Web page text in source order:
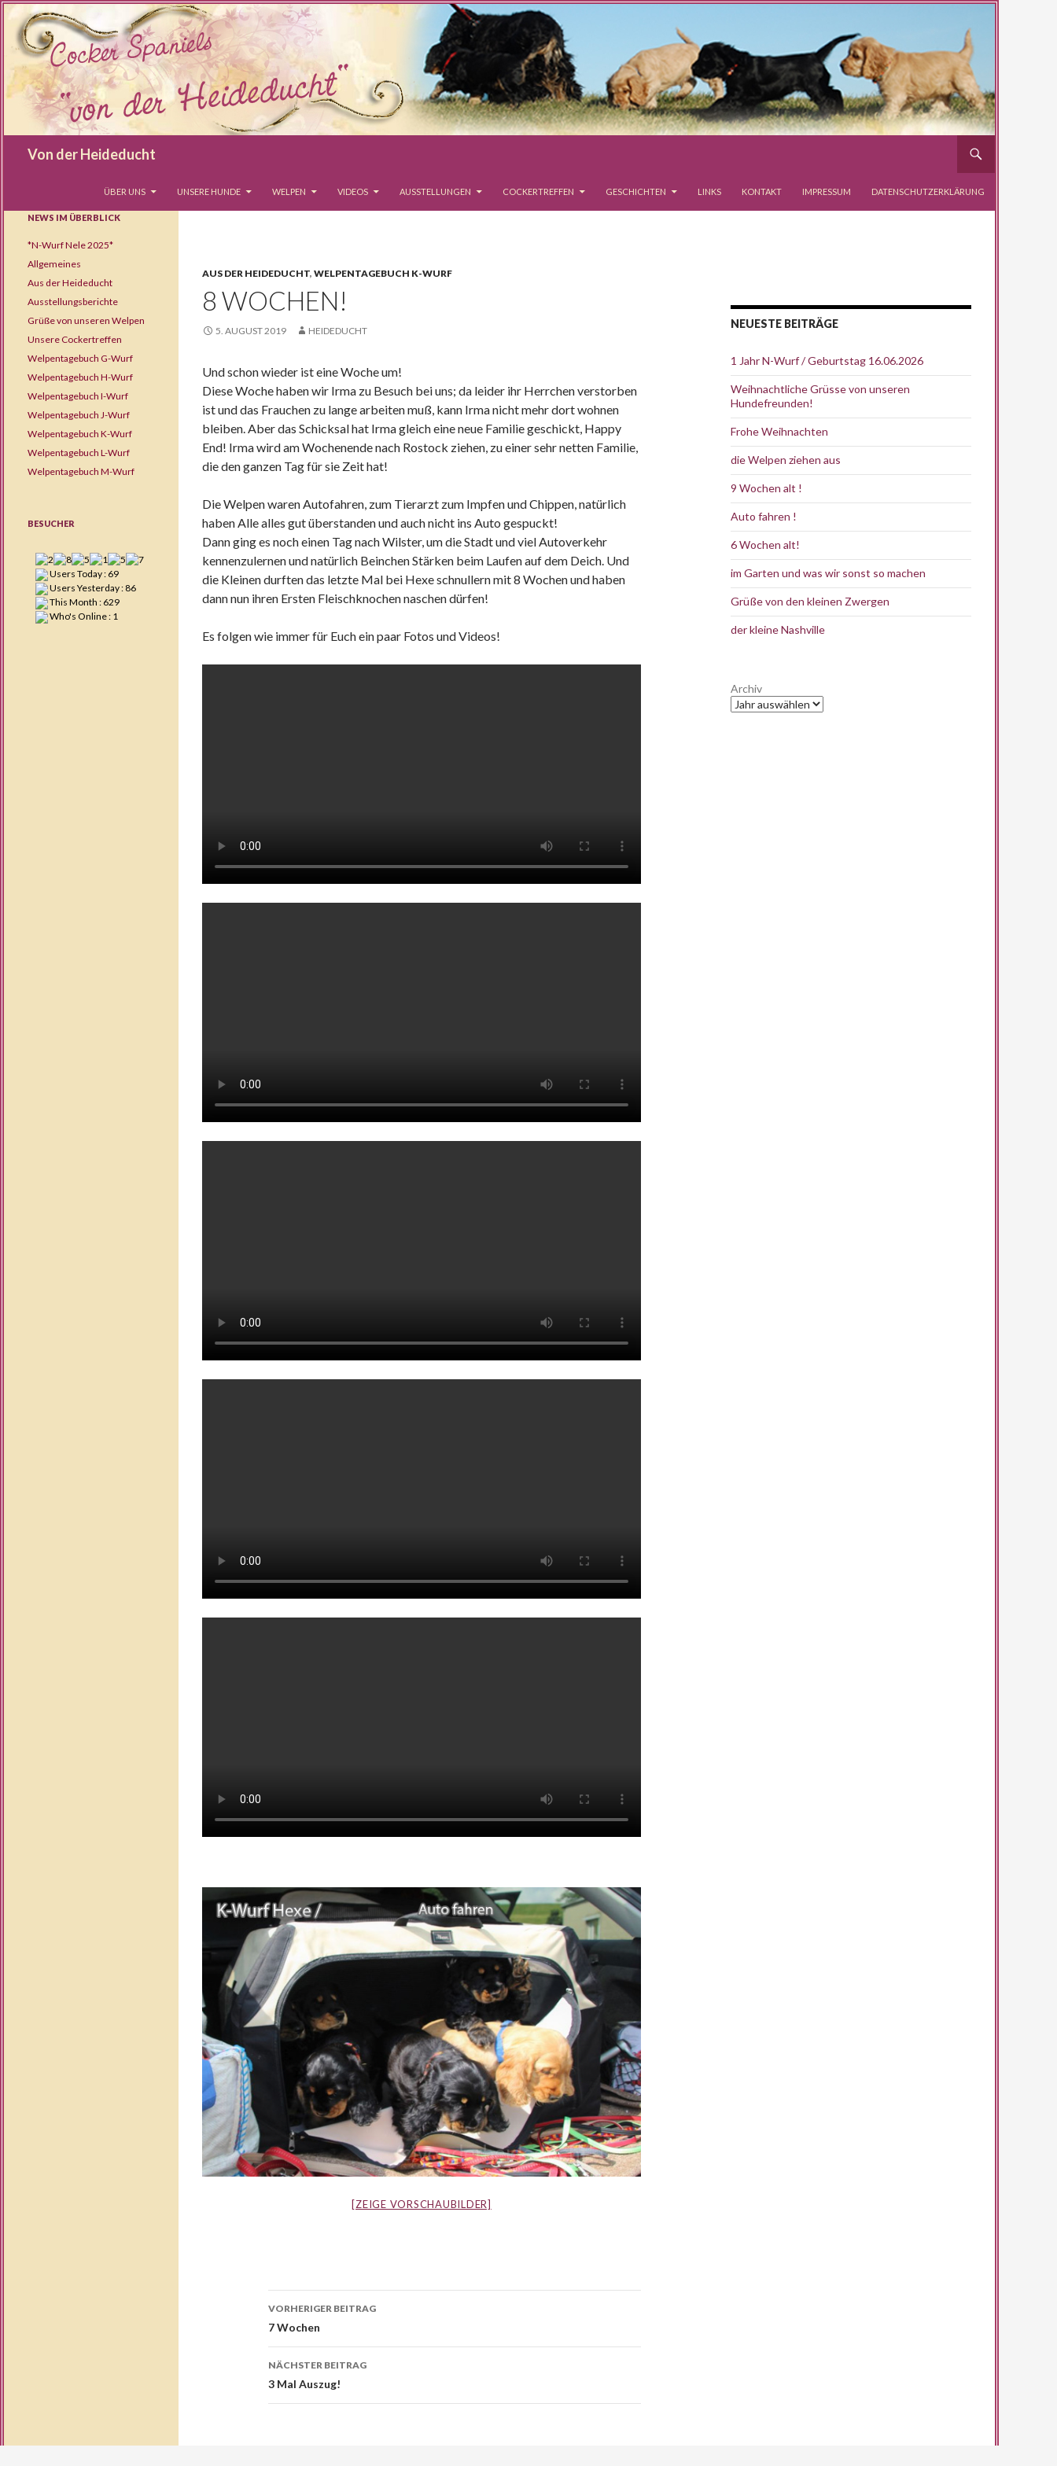
Von der Heideducht
ÜBER UNS
UNSERE HUNDE WELPEN VIDEOS AUSSTELLUNGEN COCKERTREFFEN GESCHICHTEN LINKS KONTAKT IMPRESSUM DATENSCHUTZERKLÄRUNG
AUS DER HEIDEDUCHT, WELPENTAGEBUCH K-WURF
8 WOCHEN!
5. AUGUST 2019 HEIDEDUCHT
Und schon wieder ist eine Woche um!
Diese Woche haben wir Irma zu Besuch bei uns; da leider ihr Herrchen verstorben
ist und das Frauchen zu lange arbeiten muß, kann Irma nicht mehr dort wohnen
bleiben. Aber das Schicksal hat Irma gleich eine neue Familie geschickt, Happy
End! Irma wird am Wochenende nach Rostock ziehen, zu einer sehr netten Familie,
die den ganzen Tag für sie Zeit hat!
Die Welpen waren Autofahren, zum Tierarzt zum Impfen und Chippen, natürlich
haben Alle alles gut überstanden und auch nicht ins Auto gespuckt!
Dann ging es noch einen Tag nach Wilster, um die Stadt und viel Autoverkehr
kennenzulernen und natürlich Beinchen Stärken beim Laufen auf dem Deich. Und
die Kleinen durften das letzte Mal bei Hexe schnullern mit 8 Wochen und haben
dann nun ihren Ersten Fleischknochen naschen dürfen!
Es folgen wie immer für Euch ein paar Fotos und Videos!
[ZEIGE VORSCHAUBILDER]
Beitrags-
Navigation
VORHERIGER BEITRAG
7 Wochen
NÄCHSTER BEITRAG
3 Mal Auszug!
NEUESTE BEITRÄGE
1 Jahr N-Wurf / Geburtstag 16.06.2026
Weihnachtliche Grüsse von unseren
Hundefreunden!
Frohe Weihnachten
die Welpen ziehen aus
9 Wochen alt !
Auto fahren !
6 Wochen alt!
im Garten und was wir sonst so machen
Grüße von den kleinen Zwergen
der kleine Nashville
Archiv
NEWS IM ÜBERBLICK
*N-Wurf Nele 2025*
Allgemeines
Aus der Heideducht
Ausstellungsberichte
Grüße von unseren Welpen
Unsere Cockertreffen
Welpentagebuch G-Wurf
Welpentagebuch H-Wurf
Welpentagebuch I-Wurf
Welpentagebuch J-Wurf
Welpentagebuch K-Wurf
Welpentagebuch L-Wurf
Welpentagebuch M-Wurf
BESUCHER
Users Today : 69
Users Yesterday : 86
This Month : 629
Who's Online : 1